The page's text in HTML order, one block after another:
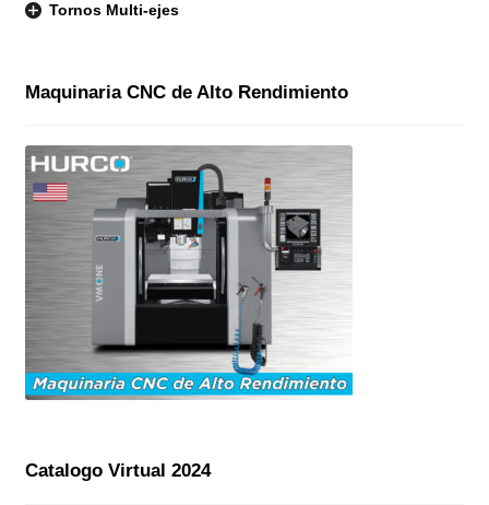
Tornos Multi-ejes
Maquinaria CNC de Alto Rendimiento
Catalogo Virtual 2024